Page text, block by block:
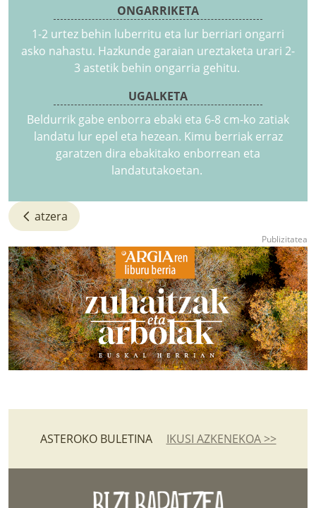
ONGARRIKETA
1-2 urtez behin luberritu eta lur berriari ongarri
asko nahastu. Hazkunde garaian ureztaketa urari 2-
3 astetik behin ongarria gehitu.
UGALKETA
Beldurrik gabe enborra ebaki eta 6-8 cm-ko zatiak
landatu lur epel eta hezean. Kimu berriak erraz
garatzen dira ebakitako enborrean eta
landatutakoetan.
atzera
ASTEROKO BULETINA IKUSI AZKENEKOA >>